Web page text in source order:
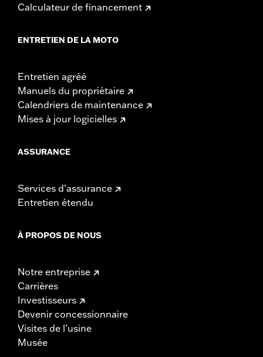
Calculateur de financement
ENTRETIEN DE LA MOTO
Entretien agréé
Manuels du propriétaire
Calendriers de maintenance
Mises à jour logicielles
ASSURANCE
Services d’assurance
Entretien étendu
À PROPOS DE NOUS
Notre entreprise
Carrières
Investisseurs
Devenir concessionnaire
Visites de l’usine
Musée